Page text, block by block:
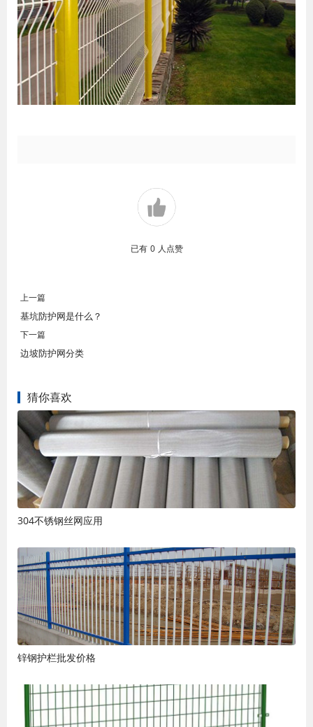
已有 0 人点赞
上一篇
基坑防护网是什么？
下一篇
边坡防护网分类
猜你喜欢
304不锈钢丝网应用
锌钢护栏批发价格